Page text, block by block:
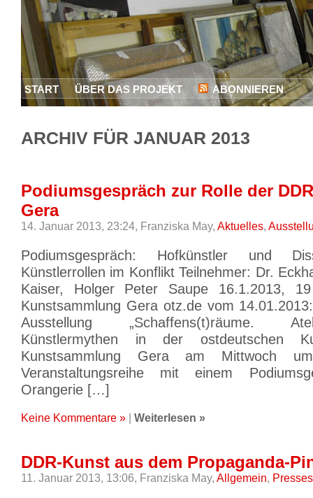
START ÜBER DAS PROJEKT ABONNIEREN
ARCHIV FÜR JANUAR 2013
Podiumsgespräch zur Rolle der
Gera
14. Januar 2013, 23:24, Franziska May, Aktuelles,
Podiumsgespräch: Hofkünstler und
Künstlerrollen im Konflikt Teilnehmer: Dr.
Kaiser, Holger Peter Saupe 16.1.2013,
Kunstsammlung Gera otz.de vom
Ausstellung „Schaffens(t)räume.
Künstlermythen in der ostdeutschen
Kunstsammlung Gera am Mittwoch
Veranstaltungsreihe mit einem
Orangerie […]
Keine Kommentare » Weiterlesen »
DDR-Kunst aus dem Propaganda-
11. Januar 2013, 13:06, Franziska May, Allgemein,